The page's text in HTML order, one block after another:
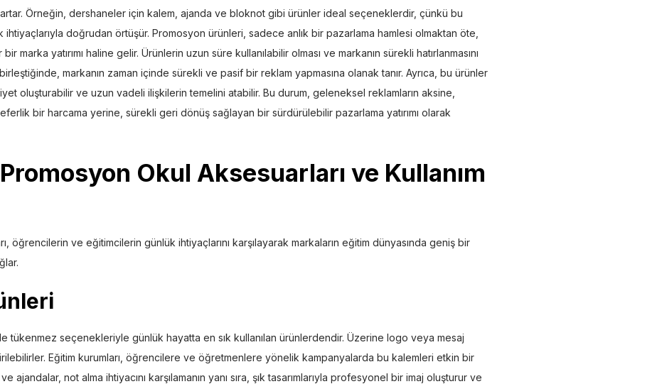
artar. Örneğin, dershaneler için kalem, ajanda ve bloknot gibi ürünler ideal seçeneklerdir, çünkü bu
doğrudan örtüşür. Promosyon ürünleri, sadece anlık bir pazarlama hamlesi olmaktan öte,
marka yatırımı haline gelir. Ürünlerin uzun süre kullanılabilir olması ve markanın sürekli hatırlanmasını
markanın zaman içinde sürekli ve pasif bir reklam yapmasına olanak tanır. Ayrıca, bu ürünler
oluşturabilir ve uzun vadeli ilişkilerin temelini atabilir. Bu durum, geleneksel reklamların aksine,
bir harcama yerine, sürekli geri dönüş sağlayan bir sürdürülebilir pazarlama yatırımı olarak
Okul Aksesuarları ve Kullanım
öğrencilerin ve eğitimcilerin günlük ihtiyaçlarını karşılayarak markaların eğitim dünyasında geniş bir
tükenmez seçenekleriyle günlük hayatta en sık kullanılan ürünlerdendir. Üzerine logo veya mesaj
Eğitim kurumları, öğrencilere ve öğretmenlere yönelik kampanyalarda bu kalemleri etkin bir
ajandalar, not alma ihtiyacını karşılamanın yanı sıra, şık tasarımlarıyla profesyonel bir imaj oluşturur ve